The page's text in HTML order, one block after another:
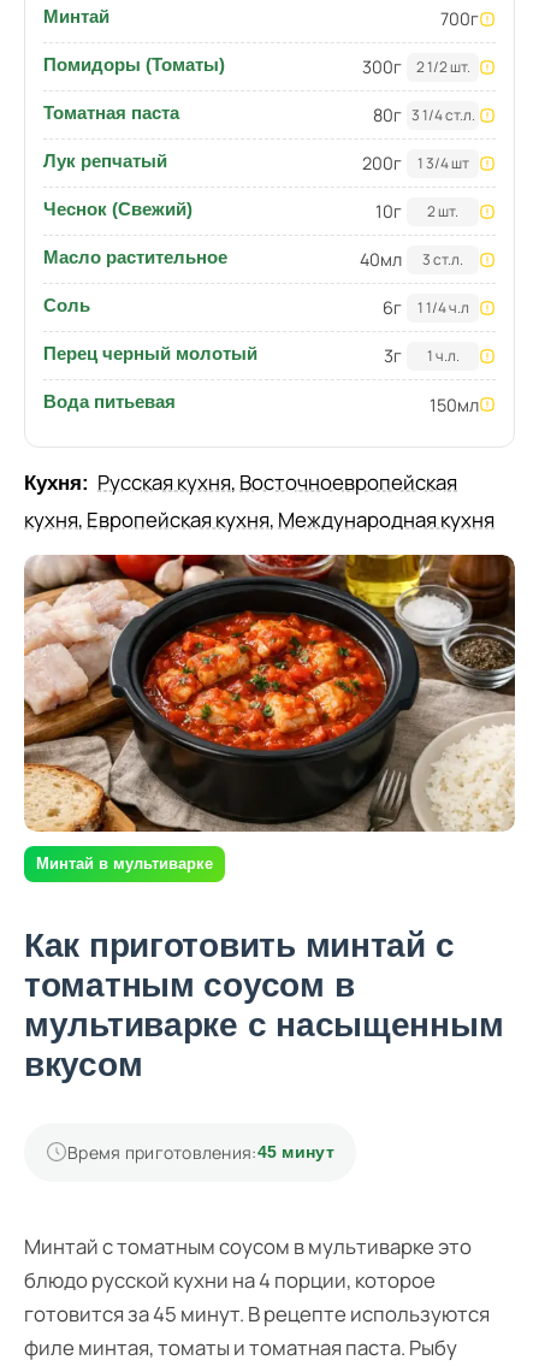
Минтай 700г
Помидоры (Томаты) 300г 2 1/2 шт.
Томатная паста 80г 3 1/4 ст.л.
Лук репчатый 200г 1 3/4 шт
Чеснок (Свежий) 10г 2 шт.
Масло растительное 40мл 3 ст.л.
Соль 6г 1 1/4 ч.л
Перец черный молотый 3г 1 ч.л.
Вода питьевая 150мл
Кухня: Русская кухня, Восточноевропейская
кухня, Европейская кухня, Международная кухня
Минтай в мультиварке
Как приготовить минтай с
томатным соусом в
мультиварке с насыщенным
вкусом
Время приготовления:45 минут
Минтай с томатным соусом в мультиварке это
блюдо русской кухни на 4 порции, которое
готовится за 45 минут. В рецепте используются
филе минтая, томаты и томатная паста. Рыбу